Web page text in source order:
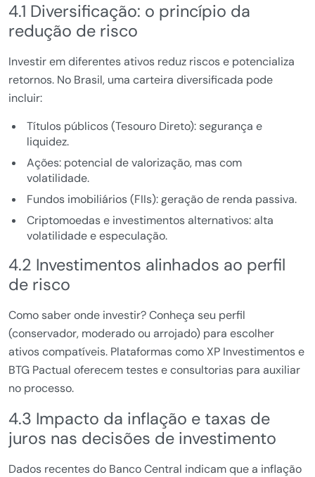
4.1 Diversificação: o princípio da
redução de risco
Investir em diferentes ativos reduz riscos e potencializa
retornos. No Brasil, uma carteira diversificada pode
incluir:
Títulos públicos (Tesouro Direto): segurança e
liquidez.
Ações: potencial de valorização, mas com
volatilidade.
Fundos imobiliários (FIIs): geração de renda passiva.
Criptomoedas e investimentos alternativos: alta
volatilidade e especulação.
4.2 Investimentos alinhados ao perfil
de risco
Como saber onde investir? Conheça seu perfil
(conservador, moderado ou arrojado) para escolher
ativos compatíveis. Plataformas como XP Investimentos e
BTG Pactual oferecem testes e consultorias para auxiliar
no processo.
4.3 Impacto da inflação e taxas de
juros nas decisões de investimento
Dados recentes do Banco Central indicam que a inflação